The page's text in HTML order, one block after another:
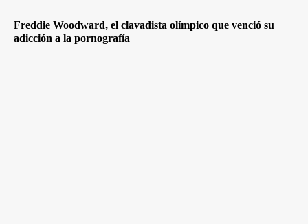
Freddie Woodward, el clavadista olímpico que venció su
adicción a la pornografía